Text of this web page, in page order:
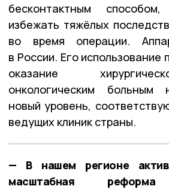
бесконтактным
избежать тяжёлых
во время операции.
в России. Его использование
оказание
онкологическим больным
новый уровень,
ведущих клиник страны.
— В нашем регионе
масштабная